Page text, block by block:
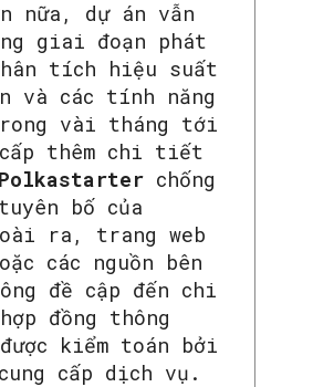
nữa, dự án vẫn
giai đoạn phát
tích hiệu suất
và các tính năng
vài tháng tới
thêm chi tiết
Polkastarter chống
bố của
ra, trang web
các nguồn bên
đề cập đến chi
đồng thông
kiểm toán bởi
cấp dịch vụ.